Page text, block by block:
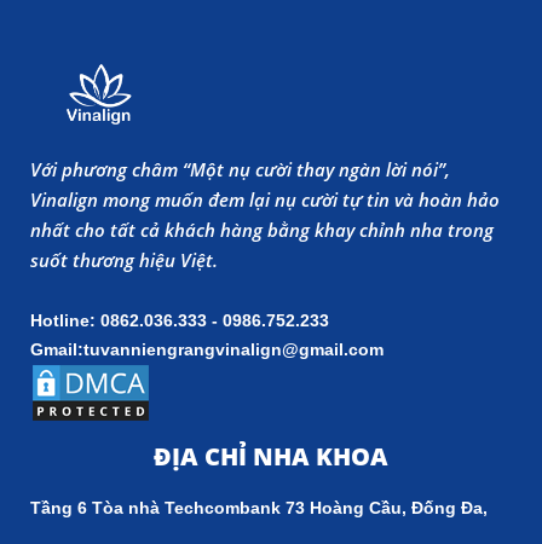
Với phương châm “Một nụ cười thay ngàn lời nói”,
Vinalign mong muốn đem lại nụ cười tự tin và hoàn hảo
nhất cho tất cả khách hàng bằng khay chỉnh nha trong
suốt thương hiệu Việt.
Hotline: 0862.036.333 - 0986.752.233
Gmail:tuvanniengrangvinalign@gmail.com
ĐỊA CHỈ NHA KHOA
Tầng 6 Tòa nhà Techcombank 73 Hoàng Cầu, Đống Đa,